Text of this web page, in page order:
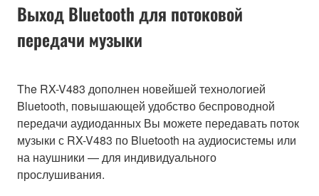
Выход Bluetooth для потоковой
передачи музыки
The RX-V483 дополнен новейшей технологией
Bluetooth, повышающей удобство беспроводной
передачи аудиоданных Вы можете передавать поток
музыки с RX-V483 по Bluetooth на аудиосистемы или
на наушники — для индивидуального
прослушивания.